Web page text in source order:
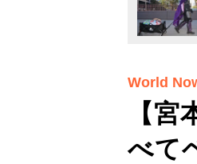
【
べて
World